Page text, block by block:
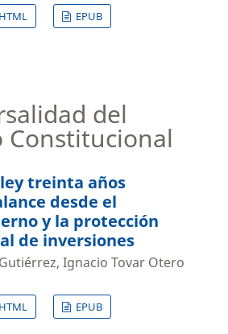
HTML EPUB
del
Constitucional
treinta años
desde el
y la protección
de inversiones
Ignacio Tovar Otero
HTML EPUB